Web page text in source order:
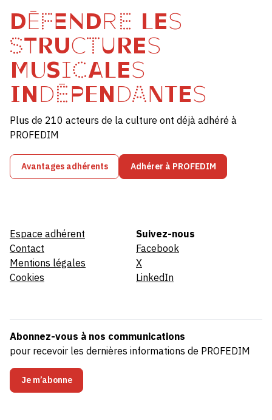
DÉFENDRE LES
STRUCTURES
MUSICALES
INDÉPENDANTES
Plus de 210 acteurs de la culture ont déjà adhéré à
PROFEDIM
Avantages adhérents Adhérer à PROFEDIM
Espace adhérent
Contact
Mentions légales
Cookies
Suivez-nous
Facebook
X
LinkedIn
Abonnez-vous à nos communications
pour recevoir les dernières informations de PROFEDIM
Je m’abonne